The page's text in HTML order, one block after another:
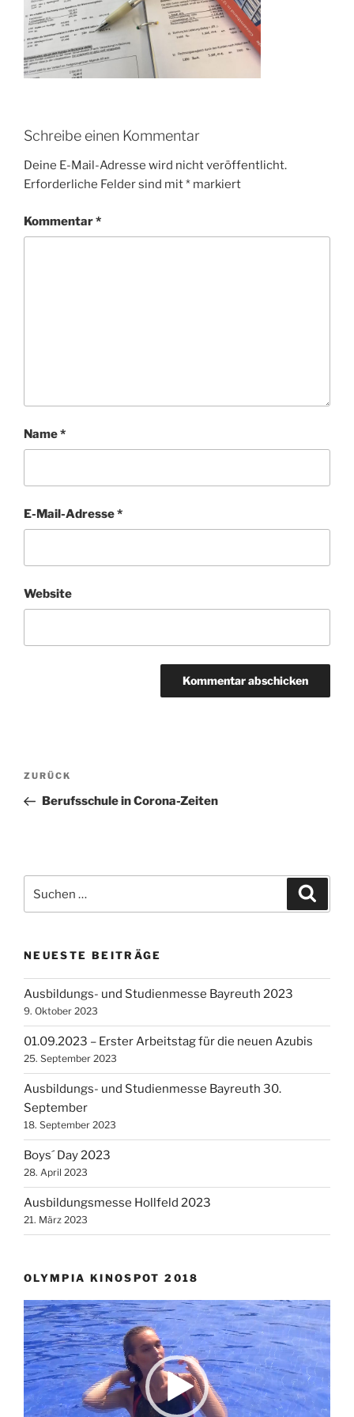
Schreibe einen Kommentar
Deine E-Mail-Adresse wird nicht veröffentlicht.
Erforderliche Felder sind mit* markiert
Kommentar*
Name*
E-Mail-Adresse*
Website
Beitragsnavigation
Vorheriger
Beitrag
ZURÜCK
Berufsschule in Corona-Zeiten
nach:
NEUESTE BEITRÄGE
Ausbildungs- und Studienmesse Bayreuth 2023
9. Oktober 2023
01.09.2023 – Erster Arbeitstag für die neuen Azubis
25. September 2023
Ausbildungs- und Studienmesse Bayreuth 30.
September
18. September 2023
Boys´ Day 2023
28. April 2023
Ausbildungsmesse Hollfeld 2023
21. März 2023
OLYMPIA KINOSPOT 2018
Video-
Player